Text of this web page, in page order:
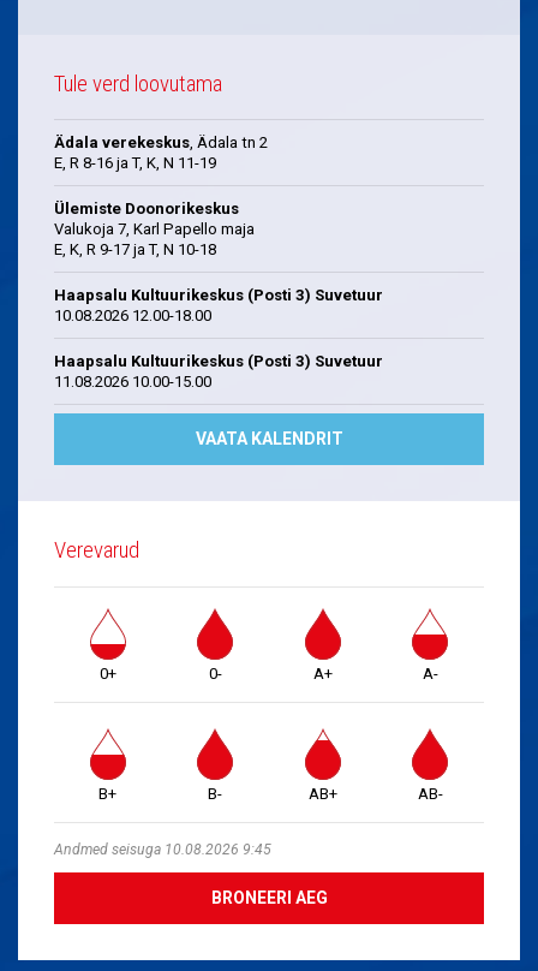
Tule verd loovutama
Ädala verekeskus, Ädala tn 2
E, R 8-16 ja T, K, N 11-19
Ülemiste Doonorikeskus
Valukoja 7, Karl Papello maja
E, K, R 9-17 ja T, N 10-18
Haapsalu Kultuurikeskus (Posti 3) Suvetuur
10.08.2026 12.00-18.00
Haapsalu Kultuurikeskus (Posti 3) Suvetuur
11.08.2026 10.00-15.00
VAATA KALENDRIT
Verevarud
0+ 0- A+ A-
B+ B- AB+ AB-
Andmed seisuga 10.08.2026 9:45
BRONEERI AEG